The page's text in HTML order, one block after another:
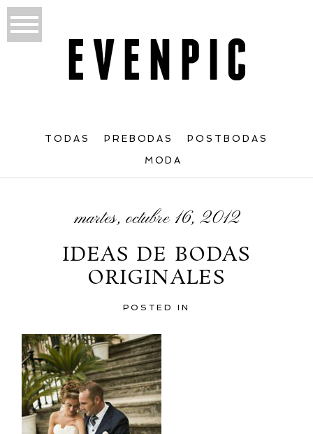
TODAS PREBODAS POSTBODAS
MODA
martes, octubre 16, 2012
IDEAS DE BODAS
ORIGINALES
POSTED IN